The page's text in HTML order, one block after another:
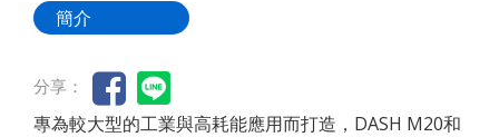
簡介
分享：
專為較大型的工業與高耗能應用而打造，DASH M20和